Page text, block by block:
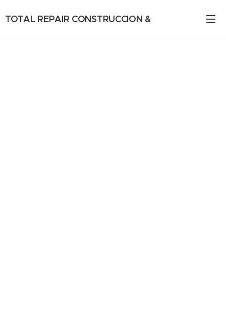
TOTAL REPAIR CONSTRUCCION &